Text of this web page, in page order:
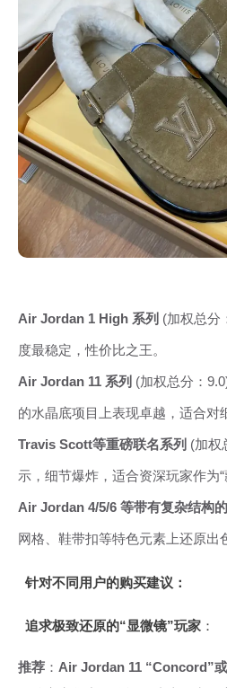
Air Jordan 1 High 系列 (加权总分
度最稳定，性价比之王。
Air Jordan 11 系列 (加权总分：
的水晶底项目上表现卓越，适合对
Travis Scott等重磅联名系列 (加权
示，细节爆炸，适合资深玩家作为“
Air Jordan 4/5/6 等带有复杂结构
网格、鞋带扣等特色元素上还原出
针对不同用户的购买建议：
追求极致还原的“显微镜”玩家：
推荐 ： Air Jordan 11 “Concord”